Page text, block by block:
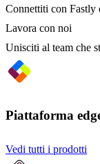
Connettiti con Fastly
Lavora con noi
Unisciti al team che
Piattaforma
Vedi tutti i prodotti